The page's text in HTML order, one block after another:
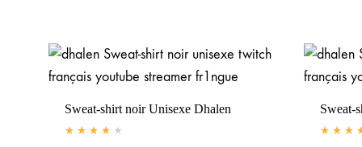
Sweat-shirt noir Unisexe Dhalen Sweat-